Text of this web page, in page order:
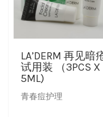
LA’DERM 再见暗
试用装 （3PCS X
5ML)
青春痘护理